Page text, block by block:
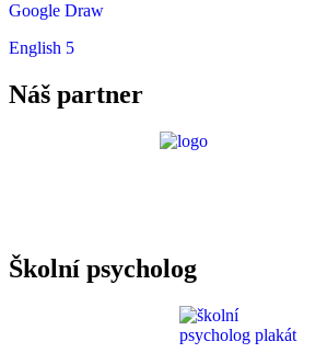
Google Draw
English 5
Náš partner
Školní psycholog